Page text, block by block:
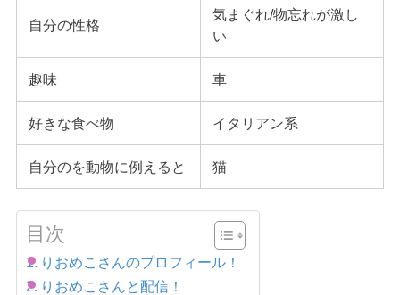
自分の性格
気まぐれ/物忘れが激し
い
趣味 車
好きな食べ物 イタリアン系
自分のを動物に例えると 猫
目次
りおめこさんのプロフィール！
りおめこさんと配信！